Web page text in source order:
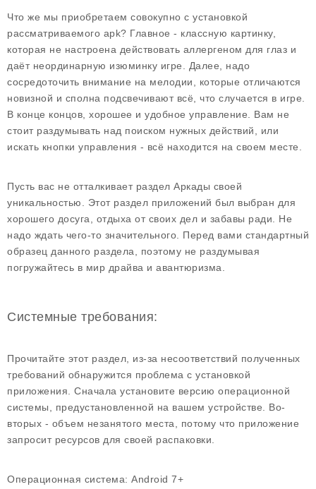
Что же мы приобретаем совокупно с установкой
рассматриваемого apk? Главное - классную картинку,
которая не настроена действовать аллергеном для глаз и
даёт неординарную изюминку игре. Далее, надо
сосредоточить внимание на мелодии, которые отличаются
новизной и сполна подсвечивают всё, что случается в игре.
В конце концов, хорошее и удобное управление. Вам не
стоит раздумывать над поиском нужных действий, или
искать кнопки управления - всё находится на своем месте.
Пусть вас не отталкивает раздел Аркады своей
уникальностью. Этот раздел приложений был выбран для
хорошего досуга, отдыха от своих дел и забавы ради. Не
надо ждать чего-то значительного. Перед вами стандартный
образец данного раздела, поэтому не раздумывая
погружайтесь в мир драйва и авантюризма.
Системные требования:
Прочитайте этот раздел, из-за несоответствий полученных
требований обнаружится проблема с установкой
приложения. Сначала установите версию операционной
системы, предустановленной на вашем устройстве. Во-
вторых - объем незанятого места, потому что приложение
запросит ресурсов для своей распаковки.
Операционная система: Android 7+